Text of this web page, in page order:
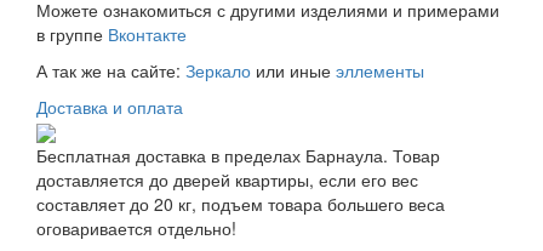
Можете ознакомиться с другими изделиями и примерами
в группе Вконтакте
А так же на сайте: Зеркало или иные эллементы
Доставка и оплата
Бесплатная доставка в пределах Барнаула. Товар
доставляется до дверей квартиры, если его вес
составляет до 20 кг, подъем товара большего веса
оговаривается отдельно!